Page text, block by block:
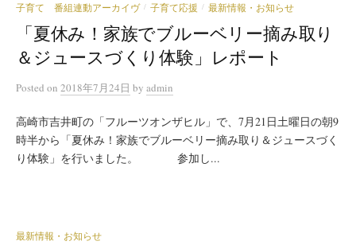
子育て 番組連動アーカイヴ / 子育て応援 / 最新情報・お知らせ
「夏休み！家族でブルーベリー摘み取り
＆ジュースづくり体験」レポート
Posted on 2018年7月24日 by admin
高崎市吉井町の「フルーツオンザヒル」で、7月21日土曜日の朝9
時半から「夏休み！家族でブルーベリー摘み取り＆ジュースづく
り体験」を行いました。 参加し...
最新情報・お知らせ